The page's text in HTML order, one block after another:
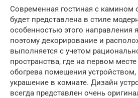
Современная гостиная с
будет представлена в стиле
особенностью этого направления
поэтому декорирование и
выполняется с учетом
пространства, где на первом
обогрева помещения
украшение в комнате. Дизайн
всегда представлен очень